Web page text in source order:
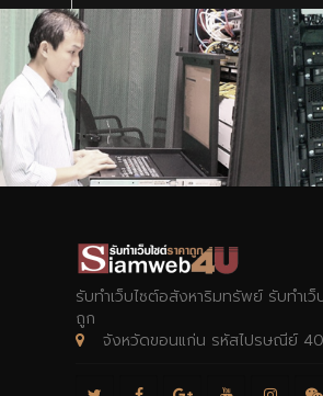
รับทำเว็บไซต์อสังหาริมทรัพย์ รับทำเ
ถูก
จังหวัดขอนแก่น รหัสไปรษณีย์